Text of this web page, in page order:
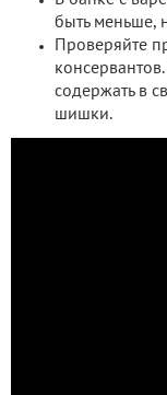
быть меньше,
Проверяйте
содержать в
шишки.